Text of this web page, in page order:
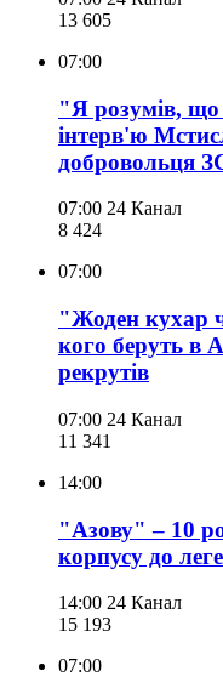
13 605
07:00
"Я розумів,
інтерв'ю
добровольця
07:00 24 Канал
8 424
07:00
"Жоден кухар
кого беруть в
рекрутів
07:00 24 Канал
11 341
14:00
"Азову" – 10
корпусу до
14:00 24 Канал
15 193
07:00